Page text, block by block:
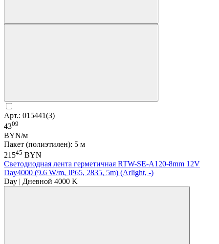
Арт.: 015441(3)
4309
BYN/м
Пакет (полиэтилен): 5 м
21545 BYN
Светодиодная лента герметичная RTW-SE-A120-8mm 12V
Day4000 (9.6 W/m, IP65, 2835, 5m) (Arlight, -)
Day | Дневной 4000 K